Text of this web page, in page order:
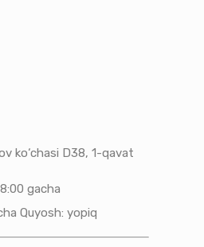
ko‘chasi D38, 1-qavat
gacha
Quyosh: yopiq